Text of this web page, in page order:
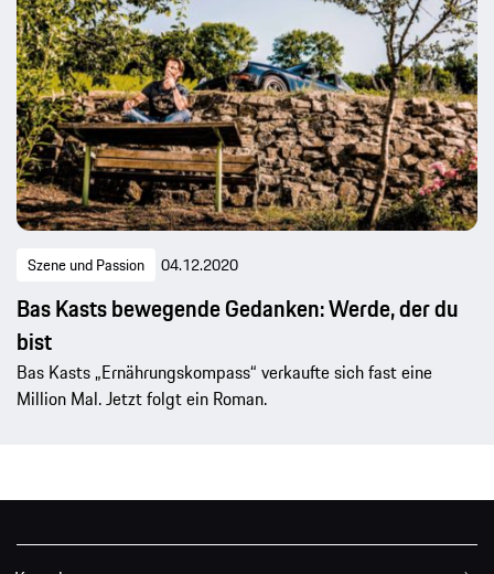
Szene und Passion 04.12.2020
Bas Kasts bewegende Gedanken: Werde, der du
bist
Bas Kasts „Ernährungskompass“ verkaufte sich fast eine
Million Mal. Jetzt folgt ein Roman.